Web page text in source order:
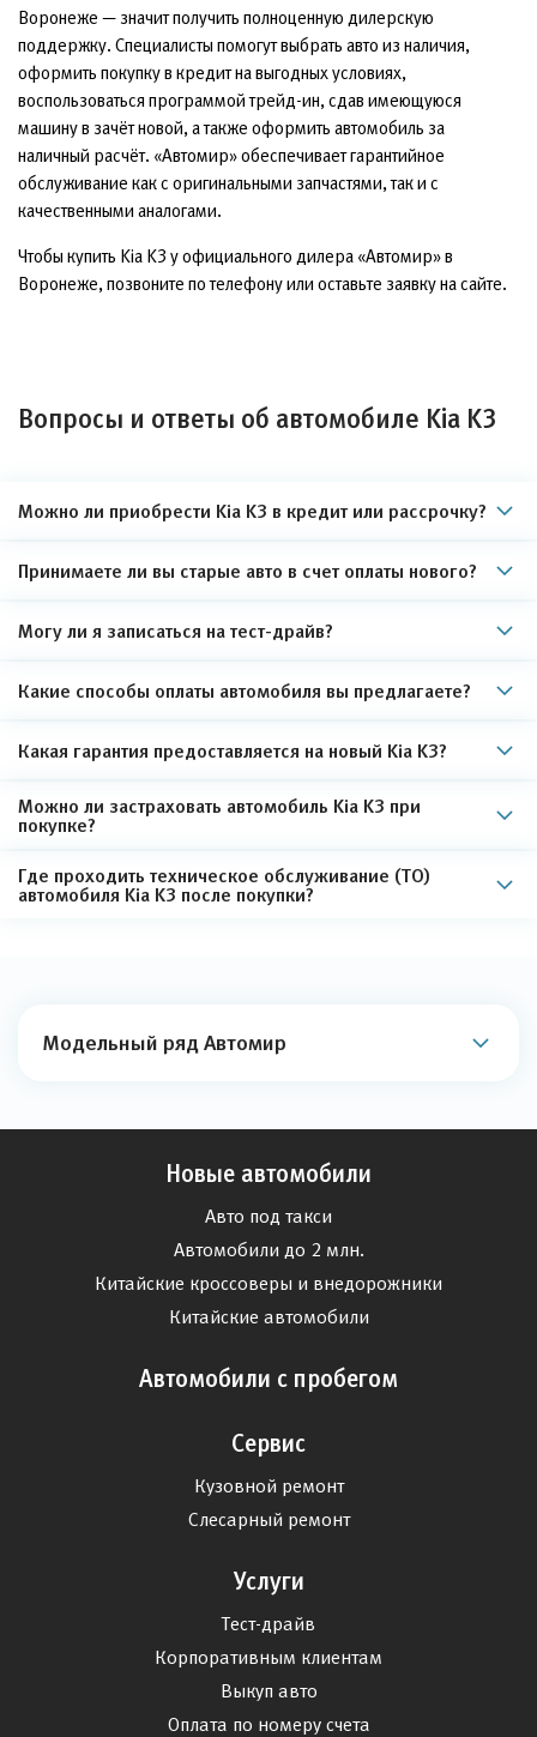
Воронеже — значит получить полноценную дилерскую
поддержку. Специалисты помогут выбрать авто из наличия,
оформить покупку в кредит на выгодных условиях,
воспользоваться программой трейд-ин, сдав имеющуюся
машину в зачёт новой, а также оформить автомобиль за
наличный расчёт. «Автомир» обеспечивает гарантийное
обслуживание как с оригинальными запчастями, так и с
качественными аналогами.
Чтобы купить Kia K3 у официального дилера «Автомир» в
Воронеже, позвоните по телефону или оставьте заявку на сайте.
Вопросы и ответы об автомобиле Kia K3
Можно ли приобрести Kia K3 в кредит или рассрочку?
Принимаете ли вы старые авто в счет оплаты нового?
Могу ли я записаться на тест-драйв?
Какие способы оплаты автомобиля вы предлагаете?
Какая гарантия предоставляется на новый Kia K3?
Можно ли застраховать автомобиль Kia K3 при
покупке?
Где проходить техническое обслуживание (ТО)
автомобиля Kia K3 после покупки?
Модельный ряд Автомир
Новые автомобили
Авто под такси
Автомобили до 2 млн.
Китайские кроссоверы и внедорожники
Китайские автомобили
Автомобили с пробегом
Сервис
Кузовной ремонт
Слесарный ремонт
Услуги
Тест-драйв
Корпоративным клиентам
Выкуп авто
Оплата по номеру счета